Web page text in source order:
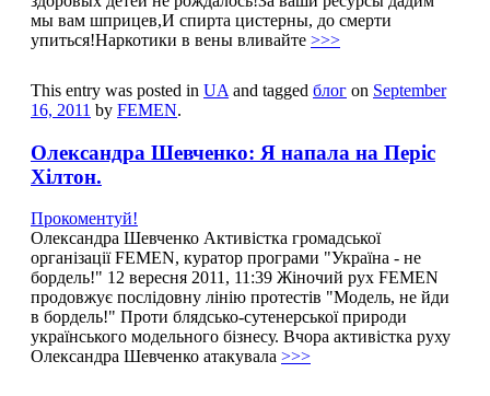
мы вам шприцев,И спирта цистерны, до смерти
упиться!Наркотики в вены вливайте >>>
This entry was posted in UA and tagged блог on September
16, 2011 by FEMEN.
Олександра Шевченко: Я напала на Періс
Хілтон.
Прокоментуй!
Олександра Шевченко Активістка громадської
організації FEMEN, куратор програми "Україна - не
бордель!" 12 вересня 2011, 11:39 Жіночий рух FEMEN
продовжує послідовну лінію протестів "Модель, не йди
в бордель!" Проти блядсько-сутенерської природи
українського модельного бізнесу. Вчора активістка руху
Олександра Шевченко атакувала >>>